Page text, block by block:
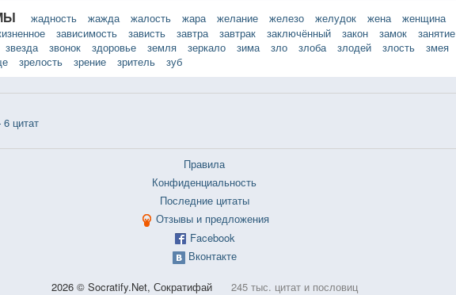
жадность жажда жалость жара желание железо желудок жена женщина
зависимость зависть завтра завтрак заключённый закон замок занятие
звезда звонок здоровье земля зеркало зима зло злоба злодей злость змея
зрелость зрение зритель зуб
цитат
Правила
Конфиденциальность
Последние цитаты
Отзывы и предложения
Facebook
Вконтакте
2026 © Socratify.Net, Сократифай 245 тыс. цитат и пословиц